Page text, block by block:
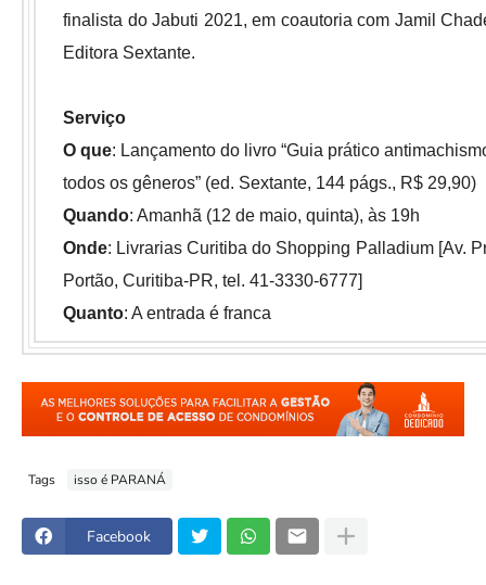
finalista do Jabuti 2021, em coautoria com Jamil
Editora Sextante.
Serviço
O que: Lançamento do livro “Guia prático
todos os gêneros” (ed. Sextante, 144 págs., R$ 29,90)
Quando: Amanhã (12 de maio, quinta), às 19h
Onde: Livrarias Curitiba do Shopping Palladium [Av.
Portão, Curitiba-PR, tel. 41-3330-6777]
Quanto: A entrada é franca
Tags isso é PARANÁ
Facebook